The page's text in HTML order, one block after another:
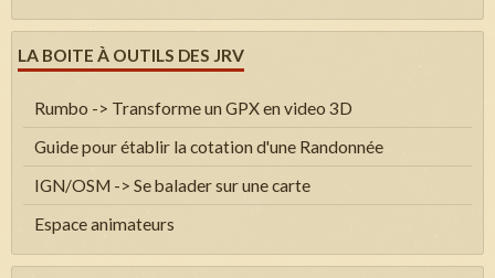
LA BOITE À OUTILS DES JRV
Rumbo -> Transforme un GPX en video 3D
Guide pour établir la cotation d'une Randonnée
IGN/OSM -> Se balader sur une carte
Espace animateurs